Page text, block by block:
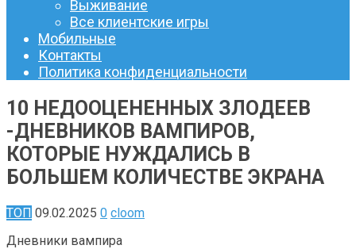
Выживание
Все клиентские игры
Мобильные
Контакты
Политика конфиденциальности
10 НЕДООЦЕНЕННЫХ ЗЛОДЕЕВ
-ДНЕВНИКОВ ВАМПИРОВ,
КОТОРЫЕ НУЖДАЛИСЬ В
БОЛЬШЕМ КОЛИЧЕСТВЕ ЭКРАНА
ТОП 09.02.2025 0 cloom
Дневники вампира